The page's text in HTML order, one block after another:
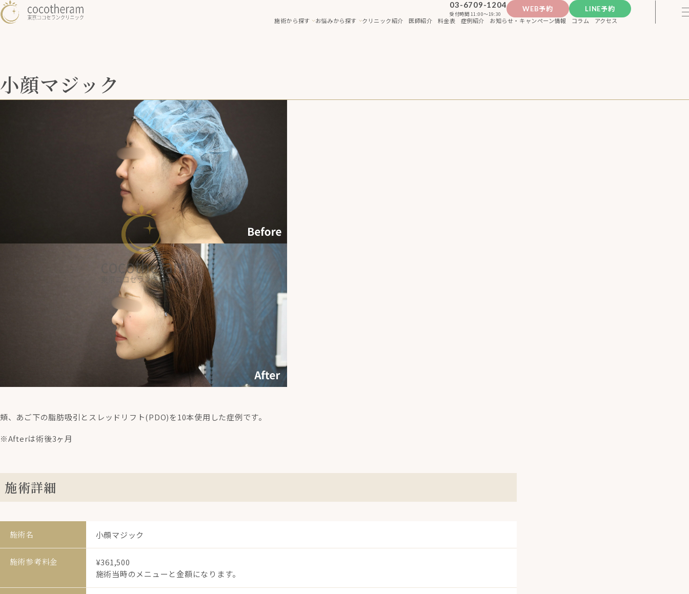
03-6709-1204
受付時間 11:00〜19:30
WEB予約
LINE予約
施術から探す
お悩みから探す クリニック紹介 医師紹介 料金表 症例紹介 お知らせ・キャンペーン情報 コラム アクセス
小顔マジック
頬、あご下の脂肪吸引とスレッドリフト(PDO)を10本使用した症例です。
※Afterは術後3ヶ月
施術詳細
施術名 小顔マジック
施術参考料金
¥361,500
施術当時のメニューと金額になります。